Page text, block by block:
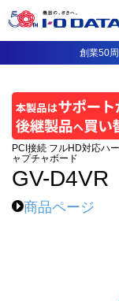
創業50
PCI接続 フルHD対応ハ
ャプチャボード
GV-D4VR
商品ページ